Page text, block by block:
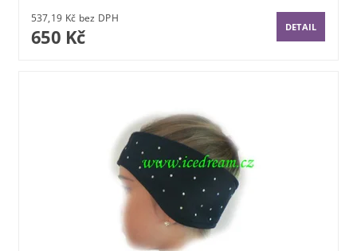
537,19 Kč bez DPH
650 Kč DETAIL